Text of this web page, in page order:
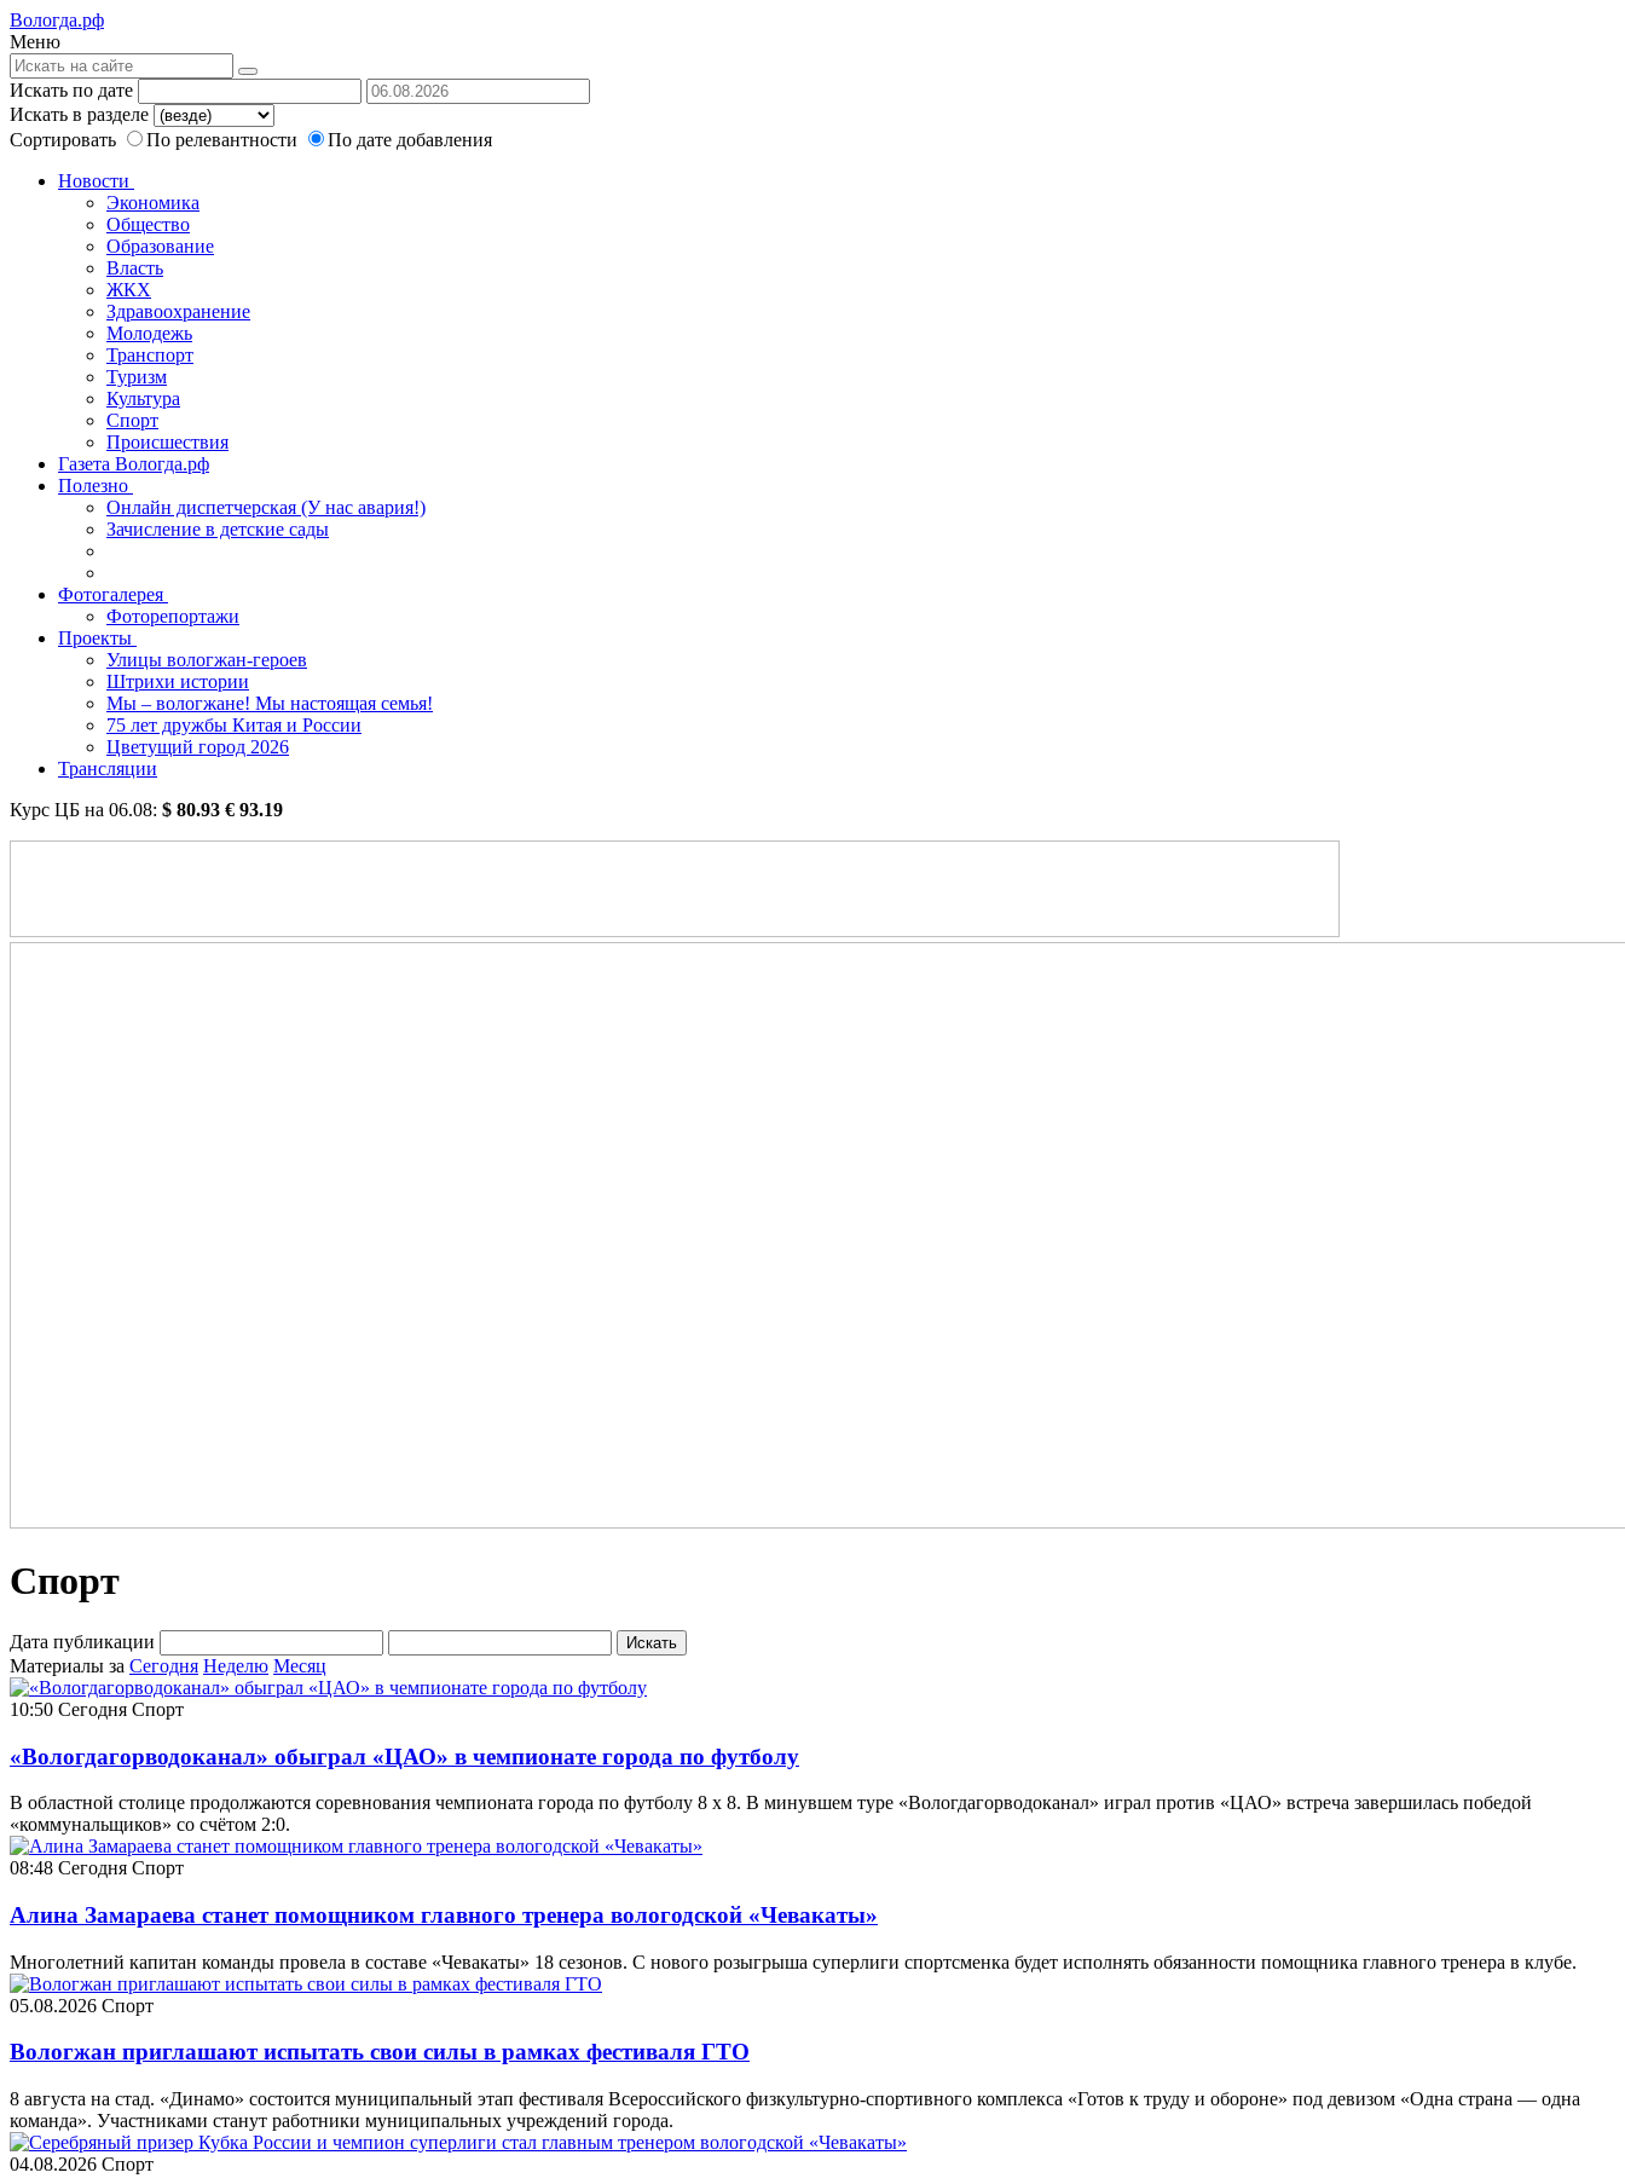
Вологда.рф
Меню
Искать по дате
Искать в разделе
Сортировать
По релевантности
По дате добавления
Новости
Экономика
Общество
Образование
Власть
ЖКХ
Здравоохранение
Молодежь
Транспорт
Туризм
Культура
Спорт
Происшествия
Газета Вологда.рф
Полезно
Онлайн диспетчерская (У нас авария!)
Зачисление в детские сады
Фотогалерея
Фоторепортажи
Проекты
Улицы вологжан-героев
Штрихи истории
Мы – вологжане! Мы настоящая семья!
75 лет дружбы Китая и России
Цветущий город 2026
Трансляции
Курс ЦБ на 06.08: $ 80.93 € 93.19
Спорт
Дата публикации Искать
Материалы за Сегодня Неделю Месяц
10:50 Сегодня Спорт
«Вологдагорводоканал» обыграл «ЦАО» в чемпионате города по футболу
В областной столице продолжаются соревнования чемпионата города по футболу 8 х 8. В минувшем туре «Вологдагорводоканал» играл против «ЦАО» встреча завершилась победой
«коммунальщиков» со счётом 2:0.
08:48 Сегодня Спорт
Алина Замараева станет помощником главного тренера вологодской «Чевакаты»
Многолетний капитан команды провела в составе «Чевакаты» 18 сезонов. С нового розыгрыша суперлиги спортсменка будет исполнять обязанности помощника главного тренера в клубе.
05.08.2026 Спорт
Вологжан приглашают испытать свои силы в рамках фестиваля ГТО
8 августа на стад. «Динамо» состоится муниципальный этап фестиваля Всероссийского физкультурно-спортивного комплекса «Готов к труду и обороне» под девизом «Одна страна — одна
команда». Участниками станут работники муниципальных учреждений города.
04.08.2026 Спорт